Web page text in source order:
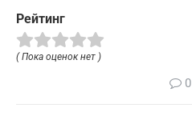
Рейтинг
( Пока оценок нет )
0